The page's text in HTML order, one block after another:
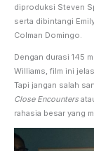
diproduksi Steven
serta dibintangi
Colman Domingo.
Dengan durasi 145
Williams, film ini
Tapi jangan salah
Close Encounters
rahasia besar yang